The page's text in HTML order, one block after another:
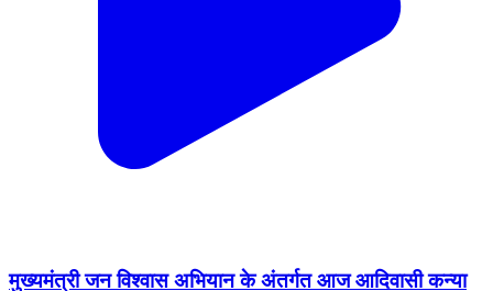
मुख्यमंत्री जन विश्वास अभियान के अंतर्गत आज आदिवासी कन्या